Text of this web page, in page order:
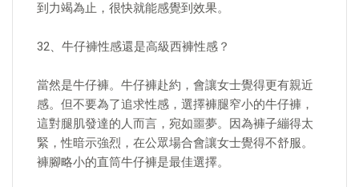
到力竭為止，很快就能感覺到效果。
32、牛仔褲性感還是高級西褲性感？
當然是牛仔褲。牛仔褲赴約，會讓女士覺得更有親近
感。但不要為了追求性感，選擇褲腿窄小的牛仔褲，
這對腿肌發達的人而言，宛如噩夢。因為褲子繃得太
緊，性暗示強烈，在公眾場合會讓女士覺得不舒服。
褲腳略小的直筒牛仔褲是最佳選擇。